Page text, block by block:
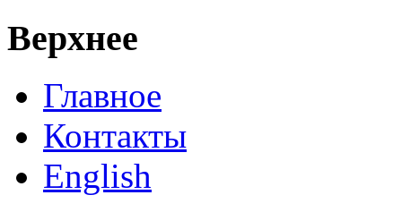
Верхнее
Главное
Контакты
English